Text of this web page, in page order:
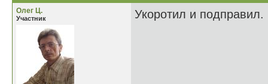
Олег Ц.
Участник Укоротил и подправил.